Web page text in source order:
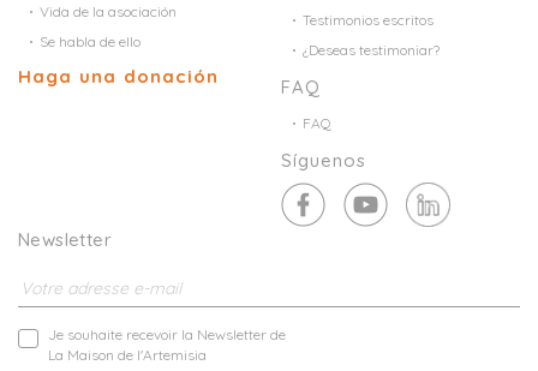
Vida de la asociación
Se habla de ello
Haga una donación
Testimonios escritos
¿Deseas testimoniar?
FAQ
FAQ
Síguenos
Newsletter
Je souhaite recevoir la Newsletter de
La Maison de l'Artemisia